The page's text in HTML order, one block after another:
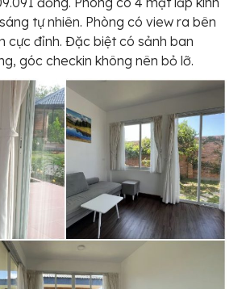
tự nhiên. Phòng có view ra bên
cực đỉnh. Đặc biệt có sảnh ban
góc checkin không nên bỏ lỡ.